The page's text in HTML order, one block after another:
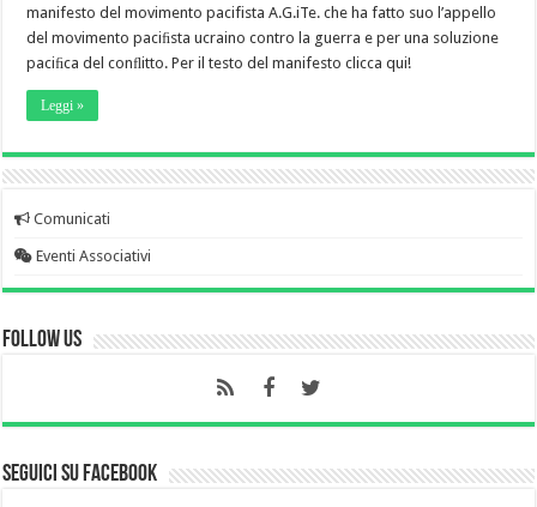
manifesto del movimento pacifista A.G.iTe. che ha fatto suo l’appello
del movimento paciﬁsta ucraino contro la guerra e per una soluzione
paciﬁca del conﬂitto. Per il testo del manifesto clicca qui!
Leggi »
Comunicati
Eventi Associativi
Follow Us
Seguici su Facebook